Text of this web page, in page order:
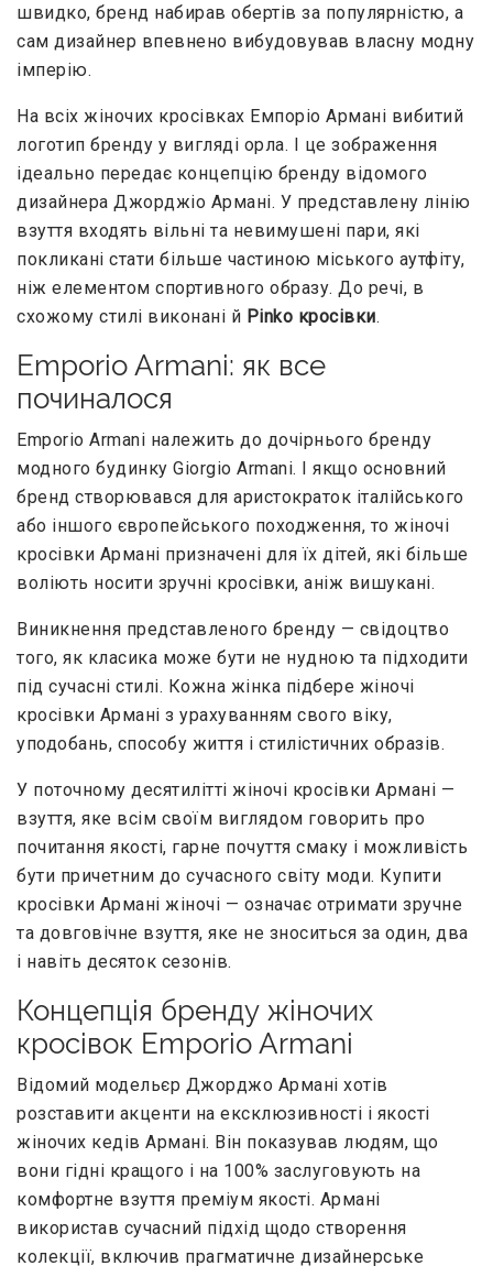
швидко, бренд набирав обертів за популярністю, а
сам дизайнер впевнено вибудовував власну модну
імперію.
На всіх жіночих кросівках Емпоріо Армані вибитий
логотип бренду у вигляді орла. І це зображення
ідеально передає концепцію бренду відомого
дизайнера Джорджіо Армані. У представлену лінію
взуття входять вільні та невимушені пари, які
покликані стати більше частиною міського аутфіту,
ніж елементом спортивного образу. До речі, в
схожому стилі виконані й Pinko кросівки.
Emporio Armani: як все
починалося
Emporio Armani належить до дочірнього бренду
модного будинку Giorgio Armani. І якщо основний
бренд створювався для аристократок італійського
або іншого європейського походження, то жіночі
кросівки Армані призначені для їх дітей, які більше
воліють носити зручні кросівки, аніж вишукані.
Виникнення представленого бренду — свідоцтво
того, як класика може бути не нудною та підходити
під сучасні стилі. Кожна жінка підбере жіночі
кросівки Армані з урахуванням свого віку,
уподобань, способу життя і стилістичних образів.
У поточному десятилітті жіночі кросівки Армані —
взуття, яке всім своїм виглядом говорить про
почитання якості, гарне почуття смаку і можливість
бути причетним до сучасного світу моди. Купити
кросівки Армані жіночі — означає отримати зручне
та довговічне взуття, яке не зноситься за один, два
і навіть десяток сезонів.
Концепція бренду жіночих
кросівок Emporio Armani
Відомий модельєр Джорджо Армані хотів
розставити акценти на ексклюзивності і якості
жіночих кедів Армані. Він показував людям, що
вони гідні кращого і на 100% заслуговують на
комфортне взуття преміум якості. Армані
використав сучасний підхід щодо створення
колекції, включив прагматичне дизайнерське